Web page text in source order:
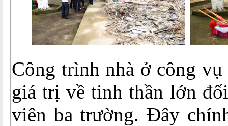
Công trình nhà ở công
giá trị về tinh thần lớn
viên ba trường. Đây